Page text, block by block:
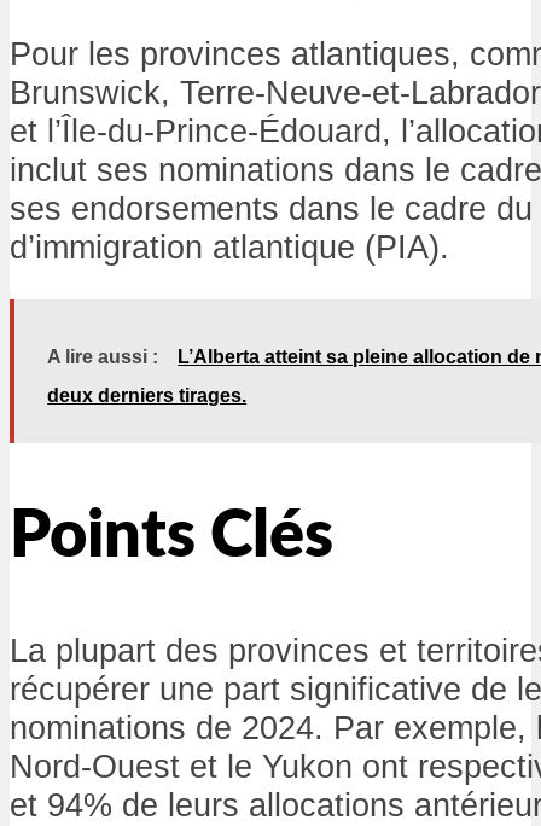
Pour les provinces atlantiques,
Brunswick, Terre-Neuve-et-
et l’Île-du-Prince-Édouard,
inclut ses nominations dans le
ses endorsements dans le cadre
d’immigration atlantique (PIA).
A lire aussi :
L’Alberta atteint sa pleine allocation
deux derniers tirages.
Points Clés
La plupart des provinces et
récupérer une part significative de
nominations de 2024. Par exemple,
Nord-Ouest et le Yukon ont
et 94% de leurs allocations